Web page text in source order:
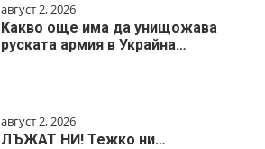
август 2, 2026
Какво още има да унищожава
руската армия в Украйна…
август 2, 2026
ЛЪЖАТ НИ! Тежко ни…